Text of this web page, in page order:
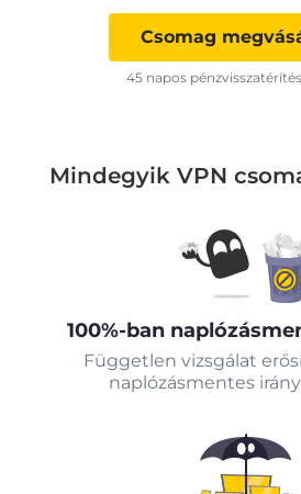
Csomag
45 napos
Mindegyik VPN
100%-ban
Független vizsgálat
naplózásmentes